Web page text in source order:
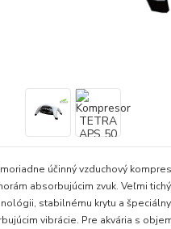
účinný vzduchový
absorbujúcim zvuk. Veľmi
stabilnému krytu a
vibrácie. Pre akvária s